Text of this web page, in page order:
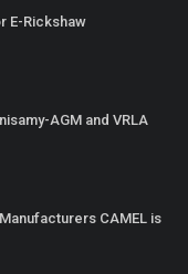
E-Rickshaw
AGM and VRLA
CAMEL is